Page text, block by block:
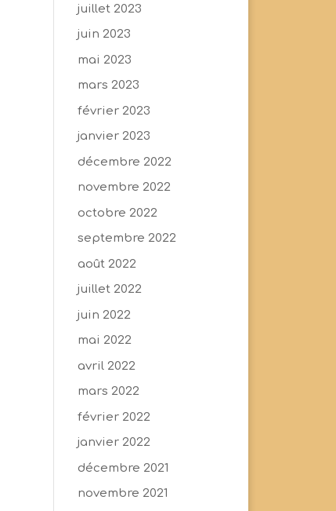
juillet 2023
juin 2023
mai 2023
mars 2023
février 2023
janvier 2023
décembre 2022
novembre 2022
octobre 2022
septembre 2022
août 2022
juillet 2022
juin 2022
mai 2022
avril 2022
mars 2022
février 2022
janvier 2022
décembre 2021
novembre 2021